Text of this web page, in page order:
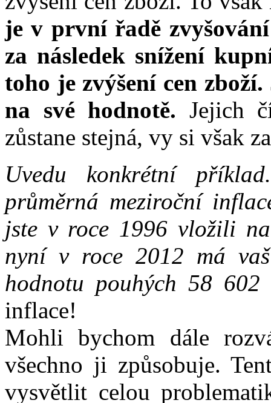
je v první řadě zvyšování
za následek snížení
toho je zvýšení cen
na své hodnotě. Jejich
zůstane stejná, vy si však
Uvedu konkrétní
průměrná meziroční
jste v roce 1996 vložili
nyní v roce 2012 má
hodnotu pouhých 58 602
inflace!
Mohli bychom dále
všechno ji způsobuje.
vysvětlit celou